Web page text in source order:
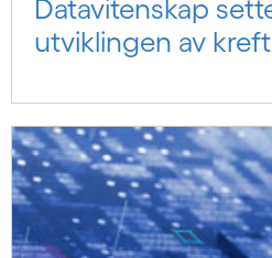
Datavitenskap
utviklingen av